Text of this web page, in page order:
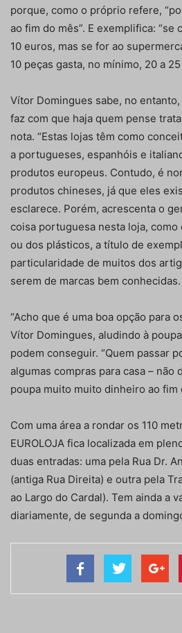
porque, como o próprio refere,
ao fim do mês”. E exemplifica: “se
10 euros, mas se for ao
10 peças gasta, no mínimo, 20 a 25
Vítor Domingues sabe, no
faz com que haja quem pense
nota. “Estas lojas têm como
a portugueses, espanhóis e
produtos europeus. Contudo, é
produtos chineses, já que eles
esclarece. Porém, acrescenta o
coisa portuguesa nesta loja, como
ou dos plásticos, a título de
particularidade de muitos dos
serem de marcas bem conhecidas.
“Acho que é uma boa opção para
Vítor Domingues, aludindo à
podem conseguir. “Quem passar
algumas compras para casa – não
poupa muito muito dinheiro ao fim
Com uma área a rondar os 110
EUROLOJA fica localizada em
duas entradas: uma pela Rua Dr.
(antiga Rua Direita) e outra pela
ao Largo do Cardal). Tem ainda a
diariamente, de segunda a